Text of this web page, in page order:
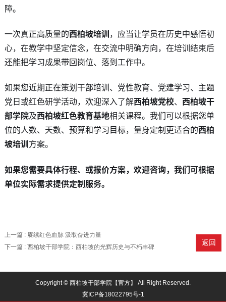
障。
一次真正高质量的西柏坡培训，应当让学员在历史中感悟初
心，在教学中坚定信念，在交流中明确方向，在培训结束后
还能把学习成果带回岗位、落到工作中。
如果您近期正在策划干部培训、党性教育、党建学习、主题
党日或红色研学活动，欢迎深入了解西柏坡党校、 西柏坡干
部学院及西柏坡红色教育基地相关课程。我们可以根据您单
位的人数、天数、预算和学习目标，量身定制更适合的西柏
坡培训 方案。
如果您需要具体行程、或报价方案，欢迎咨询，我们可根据
单位实际需求提供定制服务。
上一篇 : 赓续红色血脉 汲取奋进力量
下一篇 : 西柏坡干部学院：西柏坡的光辉历史与不朽丰碑
返回
Copyright © 西柏坡干部学院【官方】 All Right Reserved.
冀ICP备18022795号-1